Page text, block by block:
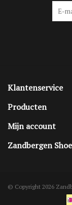
Klantenservice
Producten
Mijn account
Zandbergen
© Copyright 2026